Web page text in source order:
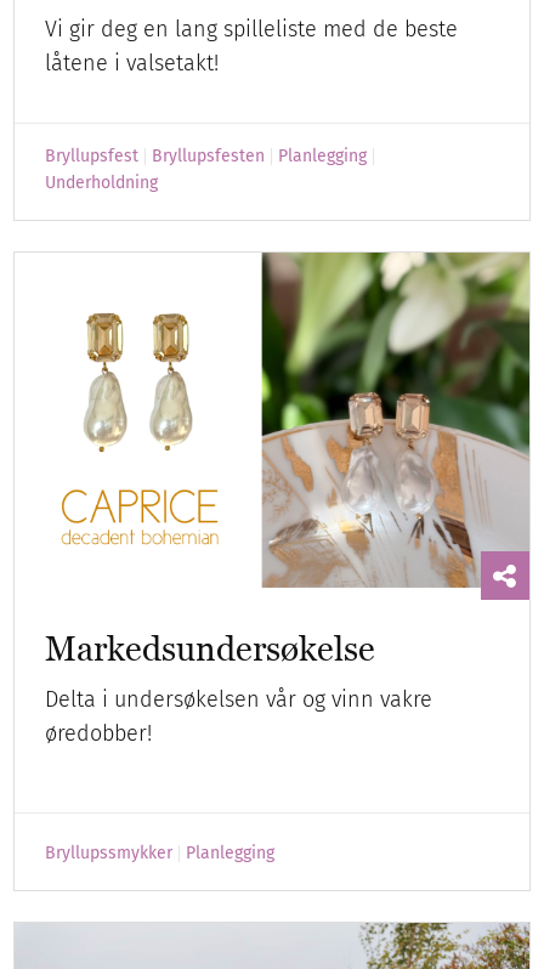
Vi gir deg en lang spilleliste med de beste
låtene i valsetakt!
Bryllupsfest Bryllupsfesten
Planlegging
Underholdning
Markedsundersøkelse
Delta i undersøkelsen vår og vinn vakre
øredobber!
Bryllupssmykker Planlegging